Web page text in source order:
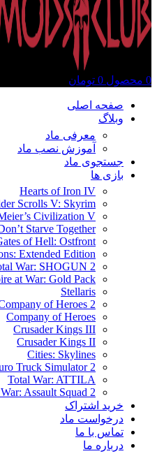
0 محصول 0 تومان
صفحه اصلی
وبلاگ
معرفی ماد
آموزش نصب ماد
جستجوی ماد
بازی ها
Hearts of Iron IV
Scrolls V: Skyrim
Civilization V
Starve Together
of Hell: Ostfront
Extended Edition
War: SHOGUN 2
at War: Gold Pack
Stellaris
of Heroes 2
Company of Heroes
Crusader Kings III
Crusader Kings II
Cities: Skylines
Truck Simulator 2
Total War: ATTILA
Assault Squad 2
خرید اشتراک
درخواست ماد
تماس با ما
درباره ما